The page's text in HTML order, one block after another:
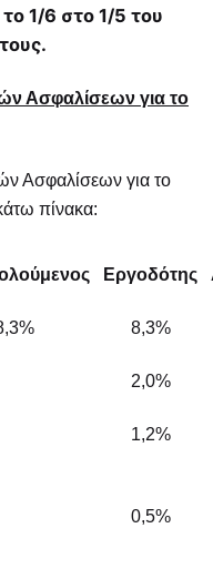
1/6 στο 1/5 του
Ασφαλίσεων για το
Ασφαλίσεων για το
πίνακα:
Εργοδότης
8,3%
2,0%
1,2%
0,5%